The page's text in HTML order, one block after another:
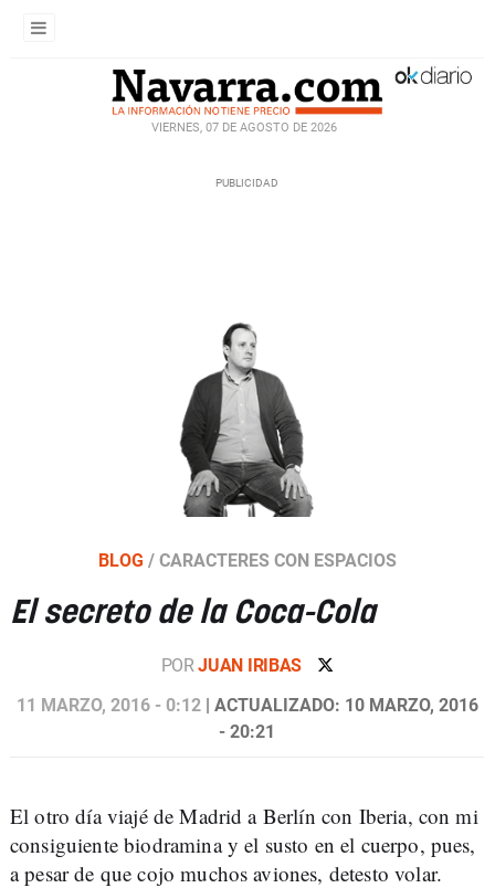
VIERNES, 07 DE AGOSTO DE 2026
BLOG / CARACTERES CON ESPACIOS
El secreto de la Coca-Cola
PORJUAN IRIBAS
11 MARZO, 2016 - 0:12| ACTUALIZADO: 10 MARZO, 2016
- 20:21
El otro día viajé de Madrid a Berlín con Iberia, con mi
consiguiente biodramina y el susto en el cuerpo, pues,
a pesar de que cojo muchos aviones, detesto volar.